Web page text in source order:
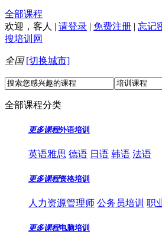
全部课程
欢迎， 客人 | 请登录 | 免费注册 | 忘记
搜培训网
全国 [切换城市]
全部课程分类
更多课程外语培训
英语雅思 德语 日语 韩语 法语
更多课程资格培训
人力资源管理师 公务员培训 职
更多课程电脑培训